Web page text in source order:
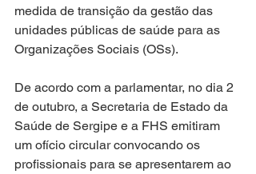
medida de transição da gestão das
unidades públicas de saúde para as
Organizações Sociais (OSs).
De acordo com a parlamentar, no dia 2
de outubro, a Secretaria de Estado da
Saúde de Sergipe e a FHS emitiram
um ofício circular convocando os
profissionais para se apresentarem ao